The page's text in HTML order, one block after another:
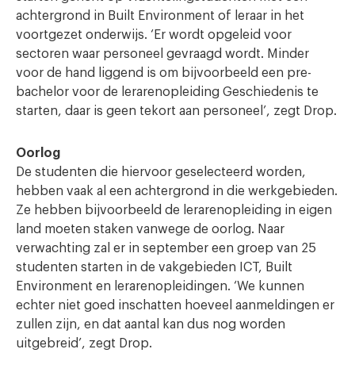
achtergrond in Built Environment of leraar in het
voortgezet onderwijs. ‘Er wordt opgeleid voor
sectoren waar personeel gevraagd wordt. Minder
voor de hand liggend is om bijvoorbeeld een pre-
bachelor voor de lerarenopleiding Geschiedenis te
starten, daar is geen tekort aan personeel’, zegt Drop.
Oorlog
De studenten die hiervoor geselecteerd worden,
hebben vaak al een achtergrond in die werkgebieden.
Ze hebben bijvoorbeeld de lerarenopleiding in eigen
land moeten staken vanwege de oorlog. Naar
verwachting zal er in september een groep van 25
studenten starten in de vakgebieden ICT, Built
Environment en lerarenopleidingen. ‘We kunnen
echter niet goed inschatten hoeveel aanmeldingen er
zullen zijn, en dat aantal kan dus nog worden
uitgebreid’, zegt Drop.